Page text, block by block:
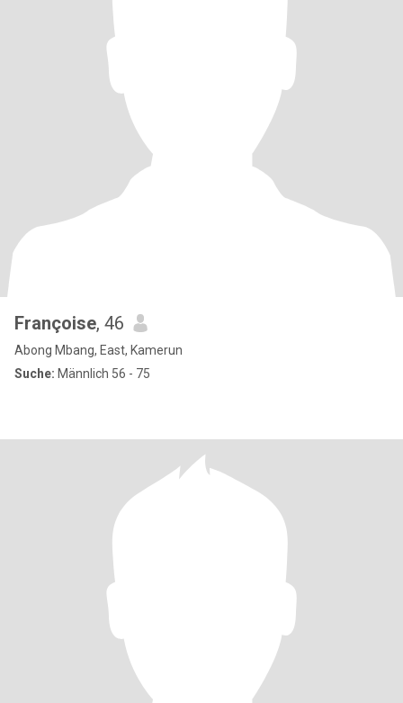
Françoise, 46
Abong Mbang, East, Kamerun
Suche: Männlich 56 - 75